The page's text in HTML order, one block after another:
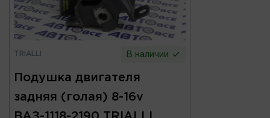
TRIALLI В наличии
Подушка двигателя
задняя (голая) 8-16v